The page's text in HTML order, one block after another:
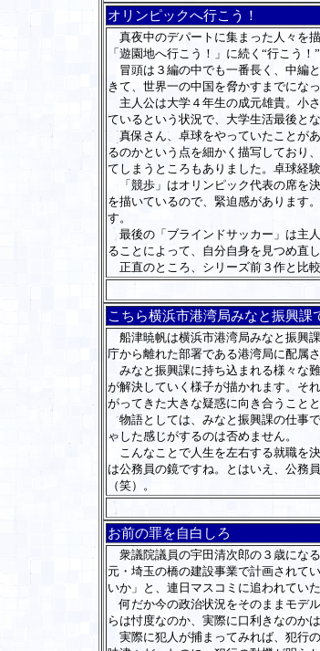
オリンピックへ行こう！
真夜中のデパートに集まった人々を
「遊園地へ行こう！」に続く“行こう
冒頭は３編の中でも一番長く、中編
きて、世界一の中国を脅かすまでにな
主人公は大学４年生の成元雄貴。小
ているという状況で、大学生活最後と
真保さん、卓球をやっていたことが
るのかという点を細かく描写しており
てしまうところもありました。卓球経
「競歩」はオリンピック代表の席を
を描いているので、緊迫感があります
す。
最後の「ブラインドサッカー」は主
ることによって、自分自身を見つめ直
正直のところ、シリーズ前３作と比
こちら横浜市港湾局みなと振興課
船津暁帆は横浜市港湾局みなと振興
庁から離れた部署である港湾局に配属
みなと振興課に持ち込まれる様々な
が解決していく様子が描かれます。そ
がってきた大きな疑惑に向き合うこと
物語としては、みなと振興課の仕事
ゃした感じがするのは否めません。
こんなことで人生を左右する就職を
は公務員の鏡ですね。とはいえ、公務
（笑）。
お前の罪を自白しろ
衆議院議員の宇田清次郎の３歳にな
元・埼玉の橋の建設事業で計画されて
いか」と、連日マスコミに追われてい
何だか今の政治状況をそのままモデ
らは忖度なのか、実際に口利きなのか
実際に犯人が捕まってみれば、犯行